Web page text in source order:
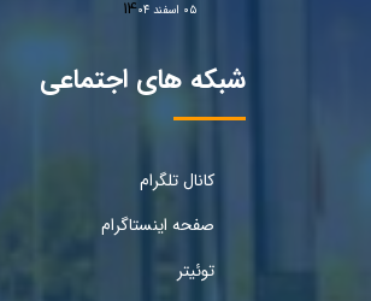
۰۵ اسفند ۰۴
شبکه های اجتماعی
کانال تلگرام
صفحه اینستاگرام
توئیتر